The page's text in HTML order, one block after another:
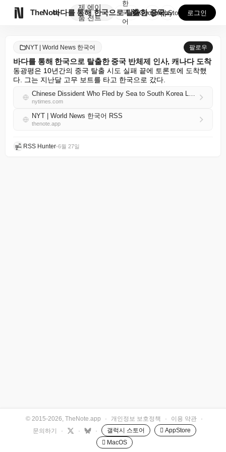
TheNote
제
품
에이
전트
바다를 통해 한국으로 탈출한 중국 반체제 인사, 캐나다...
한
국
어
GooglePlay
AppStore 로그인
NYT | World News 한국어 팔로우
바다를 통해 한국으로 탈출한 중국 반체제 인사, 캐나다 도착
동광평은 10년간의 중국 탈출 시도 실패 끝에 토론토에 도착했
다. 그는 지난달 고무 보트를 타고 한국으로 갔다.
Chinese Dissident Who Fled by Sea to South Korea Lands in Canada
nytimes.com
NYT | World News 한국어 RSS
thenote.app
RSS Hunter•6월 27일
© 2015-2026, TheNote.app · 개인정보 보호정책 · 이용 약관
·
문의하기
· · · 갤럭시 스토어
 AppStore
 MacOS